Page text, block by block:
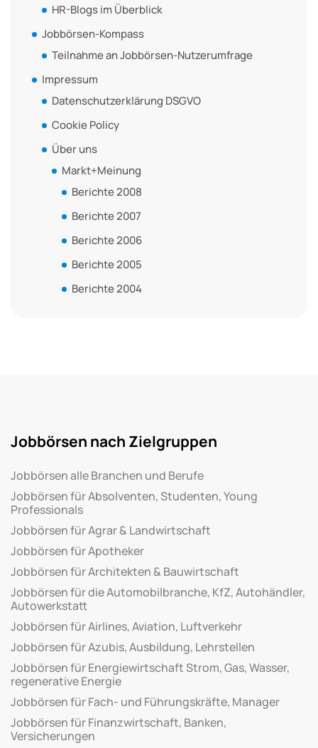
HR-Blogs im Überblick
Jobbörsen-Kompass
Teilnahme an Jobbörsen-Nutzerumfrage
Impressum
Datenschutzerklärung DSGVO
Cookie Policy
Über uns
Markt+Meinung
Berichte 2008
Berichte 2007
Berichte 2006
Berichte 2005
Berichte 2004
Jobbörsen nach Zielgruppen
Jobbörsen alle Branchen und Berufe
Jobbörsen für Absolventen, Studenten, Young
Professionals
Jobbörsen für Agrar & Landwirtschaft
Jobbörsen für Apotheker
Jobbörsen für Architekten & Bauwirtschaft
Jobbörsen für die Automobilbranche, KfZ, Autohändler,
Autowerkstatt
Jobbörsen für Airlines, Aviation, Luftverkehr
Jobbörsen für Azubis, Ausbildung, Lehrstellen
Jobbörsen für Energiewirtschaft Strom, Gas, Wasser,
regenerative Energie
Jobbörsen für Fach- und Führungskräfte, Manager
Jobbörsen für Finanzwirtschaft, Banken,
Versicherungen